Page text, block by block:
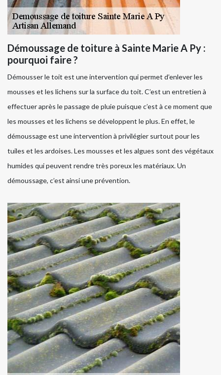
Démoussage de toiture à Sainte Marie A Py :
pourquoi faire ?
Démousser le toit est une intervention qui permet d’enlever les
mousses et les lichens sur la surface du toit. C’est un entretien à
effectuer après le passage de pluie puisque c’est à ce moment que
les mousses et les lichens se développent le plus. En effet, le
démoussage est une intervention à privilégier surtout pour les
tuiles et les ardoises. Les mousses et les algues sont des végétaux
humides qui peuvent rendre très poreux les matériaux. Un
démoussage, c’est ainsi une prévention.